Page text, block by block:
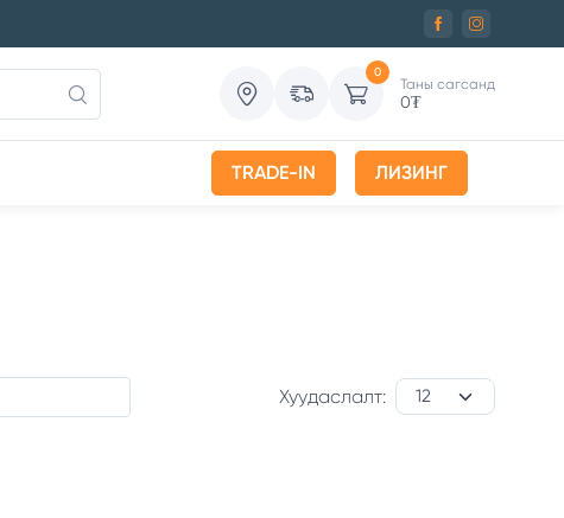
0
Таны сагсанд
0₮
TRADE-IN ЛИЗИНГ
Хуудаслалт: